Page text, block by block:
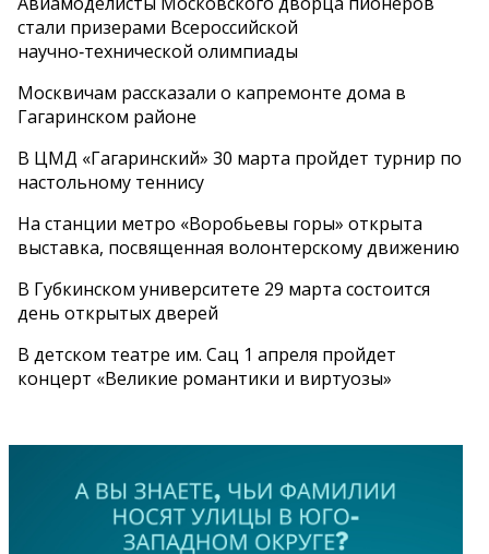
стали призерами Всероссийской
научно‑технической олимпиады
Москвичам рассказали о капремонте дома в
Гагаринском районе
В ЦМД «Гагаринский» 30 марта пройдет турнир по
настольному теннису
На станции метро «Воробьевы горы» открыта
выставка, посвященная волонтерскому движению
В Губкинском университете 29 марта состоится
день открытых дверей
В детском театре им. Сац 1 апреля пройдет
концерт «Великие романтики и виртуозы»